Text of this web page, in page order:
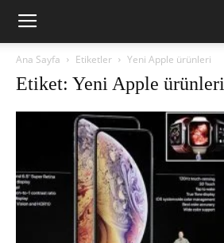
Ana Sayfa Etiketler Yeni Apple ürünleri
Etiket: Yeni Apple ürünleri